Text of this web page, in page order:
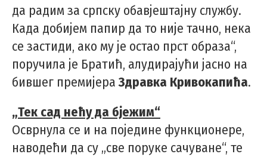
да радим за српску обавјештајну службу.
Када добијем папир да то није тачно, нека
се застиди, ако му је остао прст образа“,
поручила је Братић, алудирајући јасно на
бившег премијера Здравкa Кривокапићa.
„Тек сад нећу да бјежим“
Осврнула се и на поједине функционере,
наводећи да су „све поруке сачуване“, те